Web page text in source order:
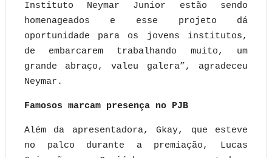
Instituto Neymar Junior estão sendo
homenageados e esse projeto dá
oportunidade para os jovens institutos,
de embarcarem trabalhando muito, um
grande abraço, valeu galera”, agradeceu
Neymar.
Famosos marcam presença no PJB
Além da apresentadora, Gkay, que esteve
no palco durante a premiação, Lucas